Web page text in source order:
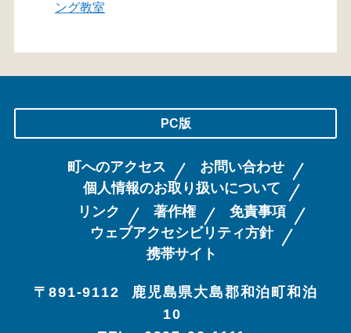
ング教室
PC版
町へのアクセス
お問い合わせ
個人情報のお取り扱いについて
リンク
著作権
免責事項
ウェブアクセシビリティ方針
携帯サイト
〒891-9112
鹿児島県大島郡和泊町和泊
10